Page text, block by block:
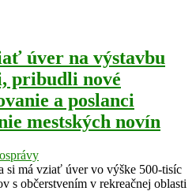
úver na výstavbu
pribudli nové
a poslanci
mestských novín
si má vziať úver vo výške 500-tisíc
s občerstvením v rekreačnej oblasti